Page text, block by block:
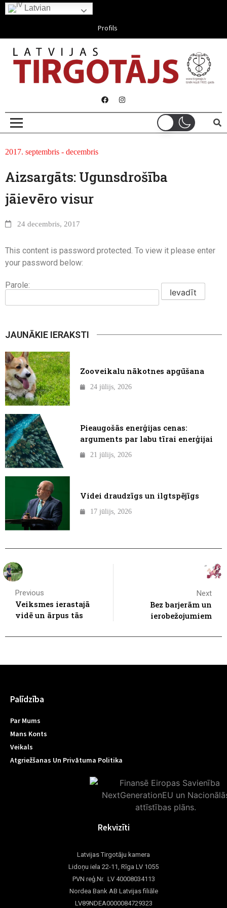
Latvian Aug 07, 2026
Profils
2017. septembris - decembris
Aizsargāts: Ugunsdrošība
jāievēro visur
24 decembris, 2017
This content is password protected. To view it please enter
your password below:
Parole:
JAUNĀKIE IERAKSTI
Zooveikalu nākotnes apgūšana
24 jūlijs, 2026
Pieaugošās enerģijas cenas:
arguments par labu tīrai enerģijai
21 jūlijs, 2026
Videi draudzīgs un ilgtspējīgs
17 jūlijs, 2026
Previous
Veiksmes ierastajā
vidē un ārpus tās
Next
Bez barjerām un
ierobežojumiem
Palīdzība
Par Mums
Mans Konts
Veikals
Atgriežšanas Un Privātuma Politika
Rekvizīti
Latvijas Tirgotāju kamera
Lidoņu iela 22-11, Rīga LV 1055
PVN reģ.Nr. LV 40008034113
Nordea Bank AB Latvijas filiāle
LV89NDEA0000084729323